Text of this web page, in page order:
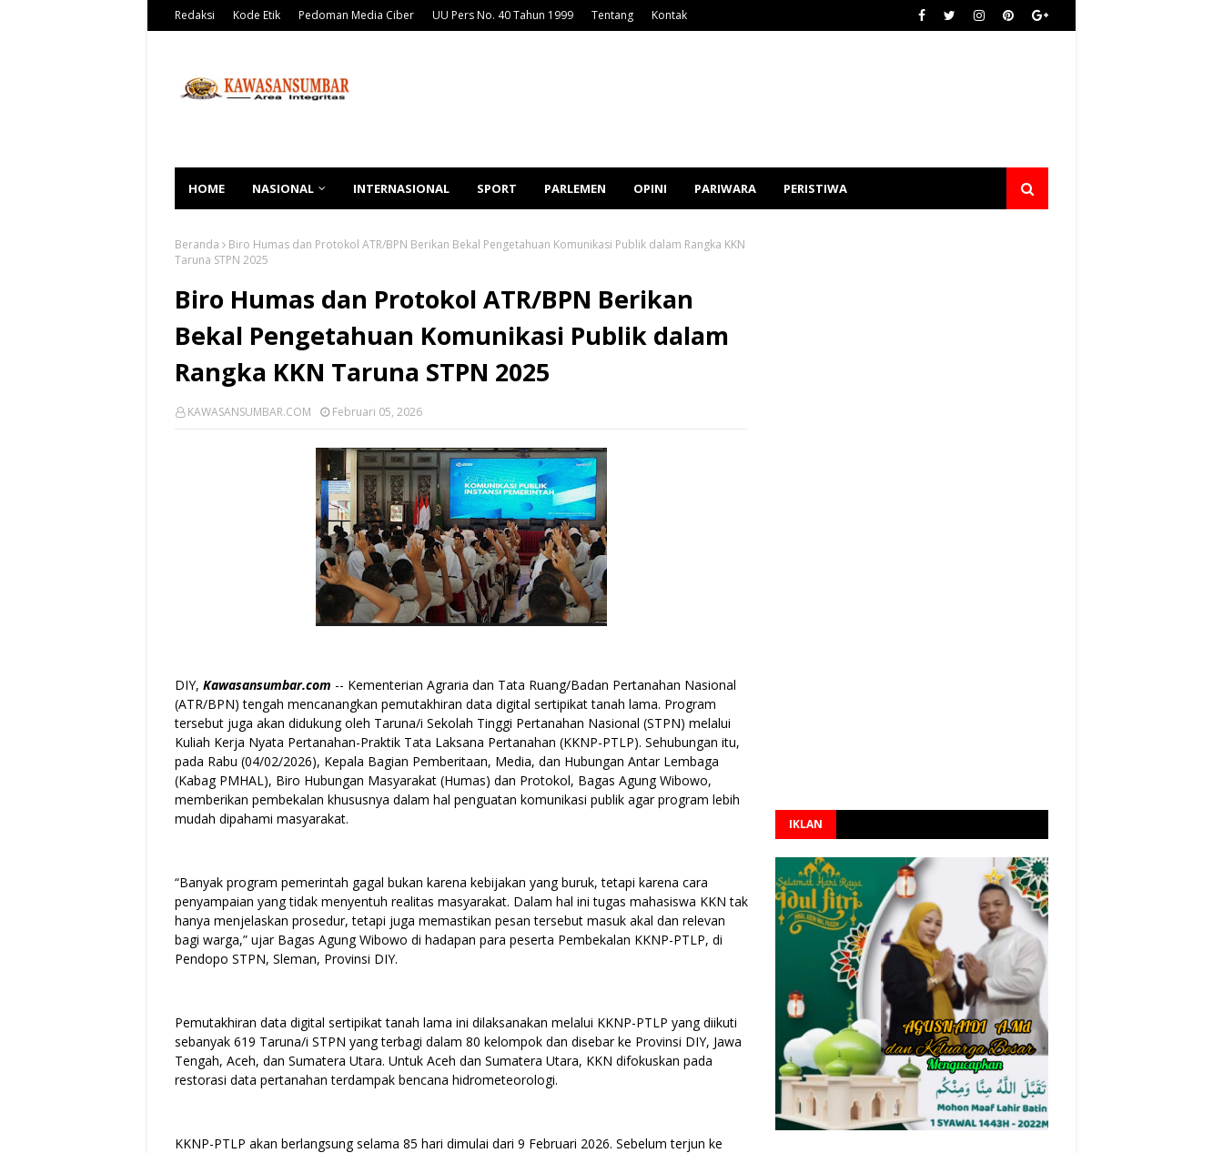
Redaksi Kode Etik Pedoman Media Ciber UU Pers No. 40 Tahun 1999 Tentang Kontak
HOME NASIONAL INTERNASIONAL SPORT PARLEMEN OPINI PARIWARA PERISTIWA
Beranda
Biro Humas dan Protokol ATR/BPN Berikan Bekal Pengetahuan Komunikasi Publik dalam Rangka KKN
Taruna STPN 2025
Biro Humas dan Protokol ATR/BPN Berikan
Bekal Pengetahuan Komunikasi Publik dalam
Rangka KKN Taruna STPN 2025
KAWASANSUMBAR.COM Februari 05, 2026
​DIY, Kawasansumbar.com -- Kementerian Agraria dan Tata Ruang/Badan Pertanahan Nasional
(ATR/BPN) tengah mencanangkan pemutakhiran data digital sertipikat tanah lama. Program
tersebut juga akan didukung oleh Taruna/i Sekolah Tinggi Pertanahan Nasional (STPN) melalui
Kuliah Kerja Nyata Pertanahan-Praktik Tata Laksana Pertanahan (KKNP-PTLP). Sehubungan itu,
pada Rabu (04/02/2026), Kepala Bagian Pemberitaan, Media, dan Hubungan Antar Lembaga
(Kabag PMHAL), Biro Hubungan Masyarakat (Humas) dan Protokol, Bagas Agung Wibowo,
memberikan pembekalan khususnya dalam hal penguatan komunikasi publik agar program lebih
mudah dipahami masyarakat.
“Banyak program pemerintah gagal bukan karena kebijakan yang buruk, tetapi karena cara
penyampaian yang tidak menyentuh realitas masyarakat. Dalam hal ini tugas mahasiswa KKN tak
hanya menjelaskan prosedur, tetapi juga memastikan pesan tersebut masuk akal dan relevan
bagi warga,” ujar Bagas Agung Wibowo di hadapan para peserta Pembekalan KKNP-PTLP, di
Pendopo STPN, Sleman, Provinsi DIY.
Pemutakhiran data digital sertipikat tanah lama ini dilaksanakan melalui KKNP-PTLP yang diikuti
sebanyak 619 Taruna/i STPN yang terbagi dalam 80 kelompok dan disebar ke Provinsi DIY, Jawa
Tengah, Aceh, dan Sumatera Utara. Untuk Aceh dan Sumatera Utara, KKN difokuskan pada
restorasi data pertanahan terdampak bencana hidrometeorologi.
KKNP-PTLP akan berlangsung selama 85 hari dimulai dari 9 Februari 2026. Sebelum terjun ke
IKLAN